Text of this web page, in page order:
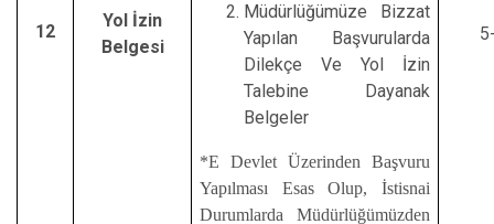
12
Yol İzin
Belgesi
Müdürlüğümüze Bizzat
Yapılan Başvurularda
Dilekçe Ve Yol İzin
Talebine Dayanak
Belgeler
*E Devlet Üzerinden Başvuru
Yapılması Esas Olup, İstisnai
Durumlarda Müdürlüğümüzden